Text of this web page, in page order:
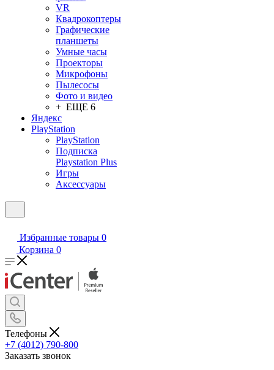
VR
Квадрокоптеры
Графические
планшеты
Умные часы
Проекторы
Микрофоны
Пылесосы
Фото и видео
+ ЕЩЕ 6
Яндекс
PlayStation
PlayStation
Подписка
Playstation Plus
Игры
Аксессуары
Избранные товары 0
Корзина 0
Телефоны
+7 (4012) 790-800
Заказать звонок